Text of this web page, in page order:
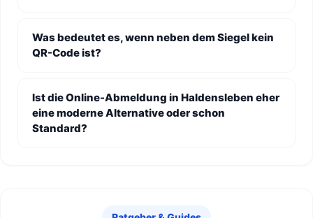
Was bedeutet es, wenn neben dem Siegel kein
QR-Code ist?
Ist die Online-Abmeldung in Haldensleben eher
eine moderne Alternative oder schon
Standard?